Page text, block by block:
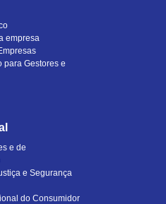
empresa
para Gestores e
e de
e Segurança
do Consumidor